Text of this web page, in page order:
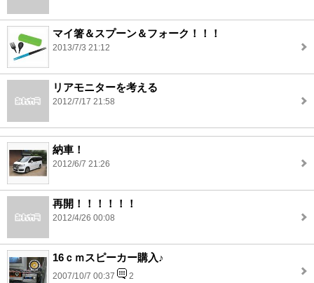
マイ箸＆スプーン＆フォーク！！！
2013/7/3 21:12
リアモニターを考える
2012/7/17 21:58
納車！
2012/6/7 21:26
再開！！！！！！
2012/4/26 00:08
16ｃｍスピーカー購入♪
2007/10/7 00:37 2